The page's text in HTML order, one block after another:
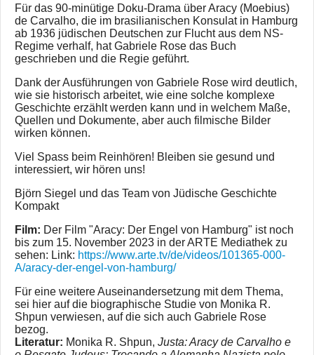
Für das 90-minütige Doku-Drama über Aracy (Moebius)
de Carvalho, die im brasilianischen Konsulat in Hamburg
ab 1936 jüdischen Deutschen zur Flucht aus dem NS-
Regime verhalf, hat Gabriele Rose das Buch
geschrieben und die Regie geführt.
Dank der Ausführungen von Gabriele Rose wird deutlich,
wie sie historisch arbeitet, wie eine solche komplexe
Geschichte erzählt werden kann und in welchem Maße,
Quellen und Dokumente, aber auch filmische Bilder
wirken können.
Viel Spass beim Reinhören! Bleiben sie gesund und
interessiert, wir hören uns!
Björn Siegel und das Team von Jüdische Geschichte
Kompakt
Film: Der Film "Aracy: Der Engel von Hamburg" ist noch
bis zum 15. November 2023 in der ARTE Mediathek zu
sehen: Link: https://www.arte.tv/de/videos/101365-000-
A/aracy-der-engel-von-hamburg/
Für eine weitere Auseinandersetzung mit dem Thema,
sei hier auf die biographische Studie von Monika R.
Shpun verwiesen, auf die sich auch Gabriele Rose
bezog.
Literatur: Monika R. Shpun, Justa: Aracy de Carvalho e